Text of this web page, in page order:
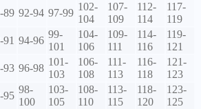
89 92-94 97-99
102-
104
107-
109
112-
114
117-
119
91 94-96
99-
101
104-
106
109-
111
114-
116
119-
121
93 96-98
101-
103
106-
108
111-
113
116-
118
121-
123
95
98-
100
103-
105
108-
110
113-
115
118-
120
123-
125